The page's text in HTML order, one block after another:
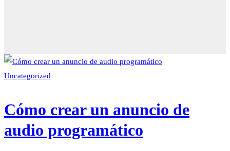
Uncategorized
Cómo crear un anuncio de
audio programático